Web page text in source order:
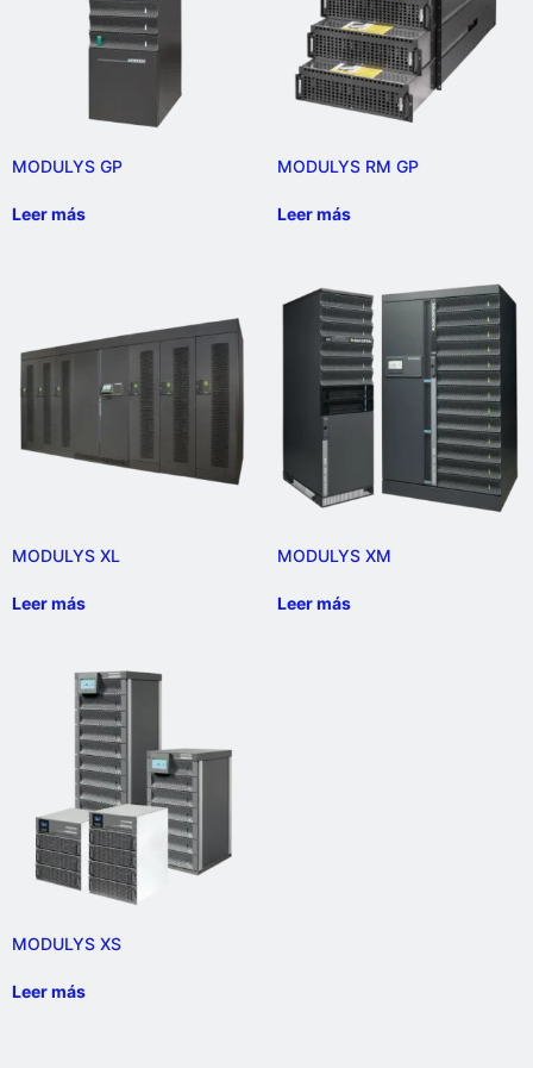
MODULYS GP
Leer más
MODULYS RM GP
Leer más
MODULYS XL
Leer más
MODULYS XM
Leer más
MODULYS XS
Leer más